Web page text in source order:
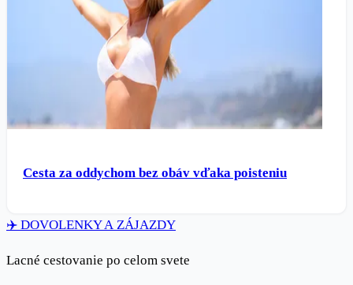
Cesta za oddychom bez obáv vďaka poisteniu
✈️ DOVOLENKY A ZÁJAZDY
Lacné cestovanie po celom svete